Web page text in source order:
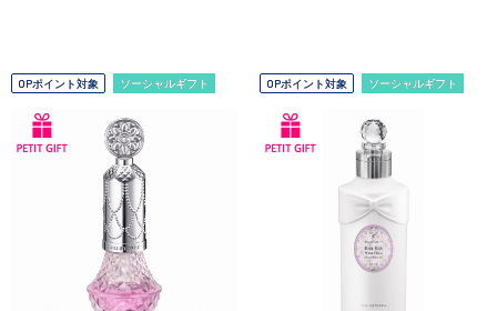
OPポイント対象 ソーシャルギフト OPポイント対象 ソーシャルギフト